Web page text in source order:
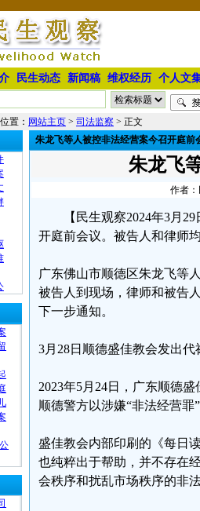
民生动态 新闻稿 维权经历 个人文
置： 网站主页 > 司法监察 > 正文
朱龙飞等人被控非法经营案今召开庭前
朱龙飞
作者：
【民生观察2024年3月
开庭前会议。被告人和律师
广东佛山市顺德区朱龙飞等
被告人到现场，律师和被告
下一步通知。
3月28日顺德盛佳教会发出
2023年5月24日，广东顺德
顺德警方以涉嫌“非法经营
盛佳教会内部印刷的《每日
也纯粹出于帮助，并不存在
会秩序和扰乱市场秩序的非